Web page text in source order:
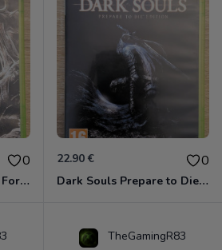
0
Hunted - The demon's Forge Xbox 360 (Complet CIB)
22.90 € 0
Dark Souls Prepare to Die Edition XBOX 360
TheGamingR83